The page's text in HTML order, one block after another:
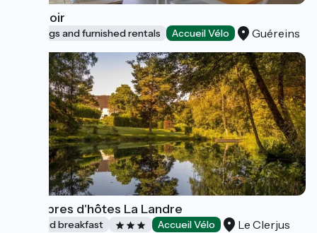
Le Lavoir
Lodgings and furnished rentals Accueil Vélo Guéreins
Chambres d'hôtes La Landre
Bed and breakfast Accueil Vélo Le Clerjus